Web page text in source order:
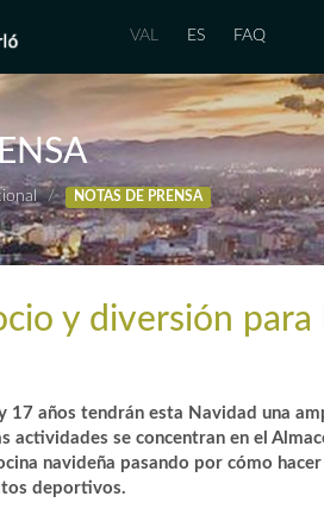
VAL ES FAQ
NOTAS DE PRENSA
ocio y diversión
17 años tendrán esta Navidad una
actividades se concentran en el
navideña pasando por cómo
deportivos.